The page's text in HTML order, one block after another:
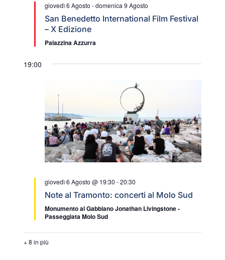
giovedì 6 Agosto -domenica 9 Agosto
San Benedetto International Film Festival
– X Edizione
Palazzina Azzurra
19:00
giovedì 6 Agosto @ 19:30 -20:30
Note al Tramonto: concerti al Molo Sud
Monumento al Gabbiano Jonathan Livingstone -
Passeggiata Molo Sud
+ 8 in più